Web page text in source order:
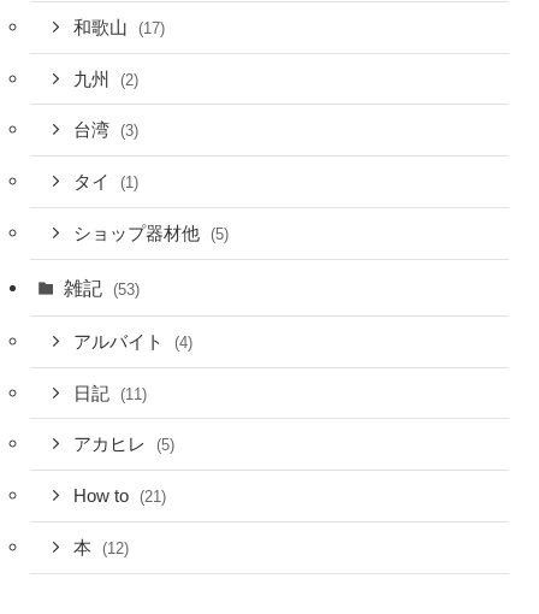
和歌山 (17)
九州 (2)
台湾 (3)
タイ (1)
ショップ器材他 (5)
雑記 (53)
アルバイト (4)
日記 (11)
アカヒレ (5)
How to (21)
本 (12)